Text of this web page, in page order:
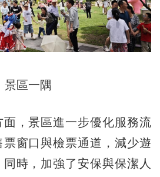
景區一隅
，景區進一步優化服務流
窗口與檢票通道，減少遊
時，加強了安保與保潔人